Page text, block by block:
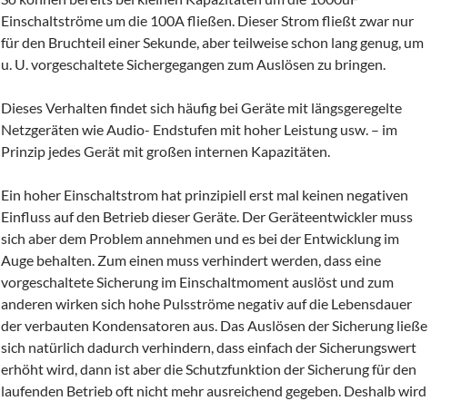
Einschaltströme um die 100A fließen. Dieser Strom fließt zwar nur
für den Bruchteil einer Sekunde, aber teilweise schon lang genug, um
u. U. vorgeschaltete Sichergegangen zum Auslösen zu bringen.
Dieses Verhalten findet sich häufig bei Geräte mit längsgeregelte
Netzgeräten wie Audio- Endstufen mit hoher Leistung usw. – im
Prinzip jedes Gerät mit großen internen Kapazitäten.
Ein hoher Einschaltstrom hat prinzipiell erst mal keinen negativen
Einfluss auf den Betrieb dieser Geräte. Der Geräteentwickler muss
sich aber dem Problem annehmen und es bei der Entwicklung im
Auge behalten. Zum einen muss verhindert werden, dass eine
vorgeschaltete Sicherung im Einschaltmoment auslöst und zum
anderen wirken sich hohe Pulsströme negativ auf die Lebensdauer
der verbauten Kondensatoren aus. Das Auslösen der Sicherung ließe
sich natürlich dadurch verhindern, dass einfach der Sicherungswert
erhöht wird, dann ist aber die Schutzfunktion der Sicherung für den
laufenden Betrieb oft nicht mehr ausreichend gegeben. Deshalb wird